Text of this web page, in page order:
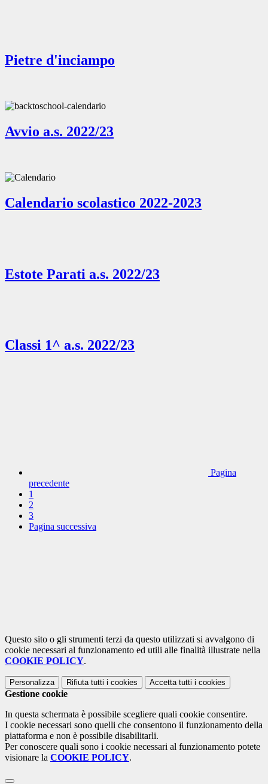
Pietre d'inciampo
Avvio a.s. 2022/23
Calendario scolastico 2022-2023
Estote Parati a.s. 2022/23
Classi 1^ a.s. 2022/23
Pagina
precedente
1
2
3
Pagina successiva
Questo sito o gli strumenti terzi da questo utilizzati si avvalgono di
cookie necessari al funzionamento ed utili alle finalità illustrate nella
COOKIE POLICY.
Personalizza Rifiuta tutti i cookies Accetta tutti i cookies
Gestione cookie
In questa schermata è possibile scegliere quali cookie consentire.
I cookie necessari sono quelli che consentono il funzionamento della
piattaforma e non è possibile disabilitarli.
Per conoscere quali sono i cookie necessari al funzionamento potete
visionare la COOKIE POLICY.